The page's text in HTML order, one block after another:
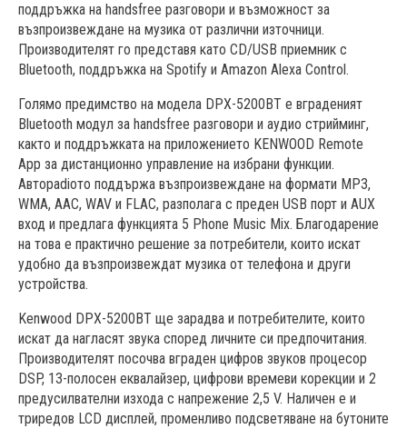
поддръжка на handsfree разговори и възможност за
възпроизвеждане на музика от различни източници.
Производителят го представя като CD/USB приемник с
Bluetooth, поддръжка на Spotify и Amazon Alexa Control.
Голямо предимство на модела DPX-5200BT е вграденият
Bluetooth модул за handsfree разговори и аудио стрийминг,
както и поддръжката на приложението KENWOOD Remote
App за дистанционно управление на избрани функции.
Авторadiото поддържа възпроизвеждане на формати MP3,
WMA, AAC, WAV и FLAC, разполага с преден USB порт и AUX
вход и предлага функцията 5 Phone Music Mix. Благодарение
на това е практично решение за потребители, които искат
удобно да възпроизвеждат музика от телефона и други
устройства.
Kenwood DPX-5200BT ще зарадва и потребителите, които
искат да нагласят звука според личните си предпочитания.
Производителят посочва вграден цифров звуков процесор
DSP, 13-полосен еквалайзер, цифрови времеви корекции и 2
предусилвателни изхода с напрежение 2,5 V. Наличен е и
триредов LCD дисплей, променливо подсветяване на бутоните